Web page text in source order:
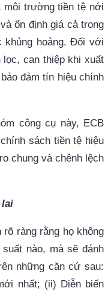
môi trường tiền tệ nới
ổn định giá cả trong
khủng hoảng. Đối với
can thiệp khi xuất
đảm tín hiệu chính
công cụ này, ECB
sách tiền tệ hiệu
chung và chênh lệch
lai
rõ ràng rằng họ không
nào, mà sẽ đánh
những căn cứ sau:
nhất; (ii) Diễn biến